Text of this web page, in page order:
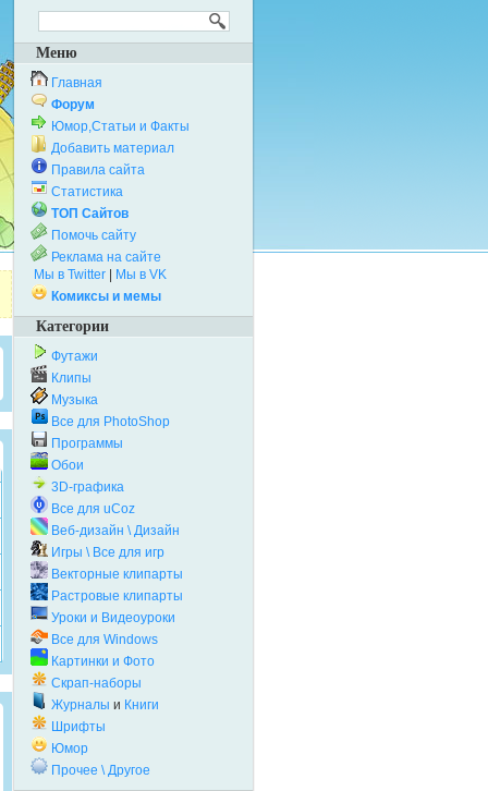
Меню
Главная
Форум
Юмор,Статьи и Факты
Добавить материал
Правила сайта
Статистика
ТОП Сайтов
Помочь сайту
Реклама на сайте
Мы в Twitter
Мы в VK
Комиксы и мемы
Категории
Футажи
Клипы
Музыка
Все для PhotoShop
Программы
Обои
3D-графика
Все для uCoz
Веб-дизайн \ Дизайн
Игры \ Все для игр
Векторные клипарты
Растровые клипарты
Уроки и Видеоуроки
Все для Windows
Картинки и Фото
Скрап-наборы
Журналы и Книги
Шрифты
Юмор
Прочее \ Другое